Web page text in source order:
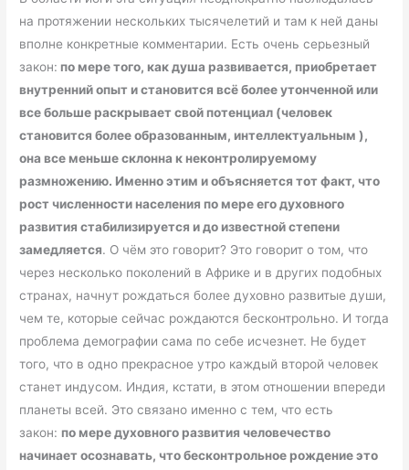
на протяжении нескольких тысячелетий и там к ней даны
вполне конкретные комментарии. Есть очень серьезный
закон: по мере того, как душа развивается, приобретает
внутренний опыт и становится всё более утонченной или
все больше раскрывает свой потенциал (человек
становится более образованным, интеллектуальным ),
она все меньше склонна к неконтролируемому
размножению. Именно этим и объясняется тот факт, что
рост численности населения по мере его духовного
развития стабилизируется и до известной степени
замедляется. О чём это говорит? Это говорит о том, что
через несколько поколений в Африке и в других подобных
странах, начнут рождаться более духовно развитые души,
чем те, которые сейчас рождаются бесконтрольно. И тогда
проблема демографии сама по себе исчезнет. Не будет
того, что в одно прекрасное утро каждый второй человек
станет индусом. Индия, кстати, в этом отношении впереди
планеты всей. Это связано именно с тем, что есть
закон: по мере духовного развития человечество
начинает осознавать, что бесконтрольное рождение это